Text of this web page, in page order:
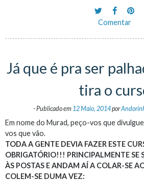
Comentar
Já que é pra ser
tira o
-Publicado em 12 Maio, 2014por
Em nome do Murad, peço-vos que
vos que vão.
TODA A GENTE DEVIA FAZER ESTE
OBRIGATÓRIO!!! PRINCIPALMENTE SE
ÀS POSTAS E ANDAM AÍ A COLAR-SE
COLEM-SE DUMA VEZ: